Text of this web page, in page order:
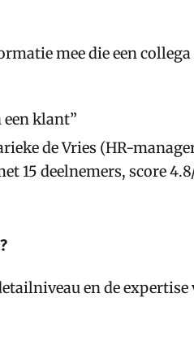
mee die een
klant”
de Vries (HR-
15 deelnemers, score
en de expertise